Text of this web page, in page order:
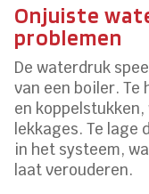
Onjuiste
problemen
De waterdruk
van een boiler.
en
lekkages. Te
in het systeem,
laat verouderen.